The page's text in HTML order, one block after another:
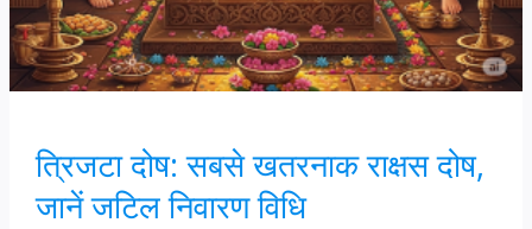
त्रिजटा दोष: सबसे खतरनाक राक्षस दोष,
जानें जटिल निवारण विधि